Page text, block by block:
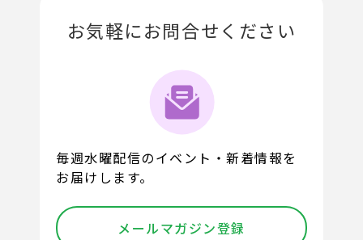
お気軽にお問合せください
毎週水曜配信のイベント・新着情報を
お届けします。
メールマガジン登録